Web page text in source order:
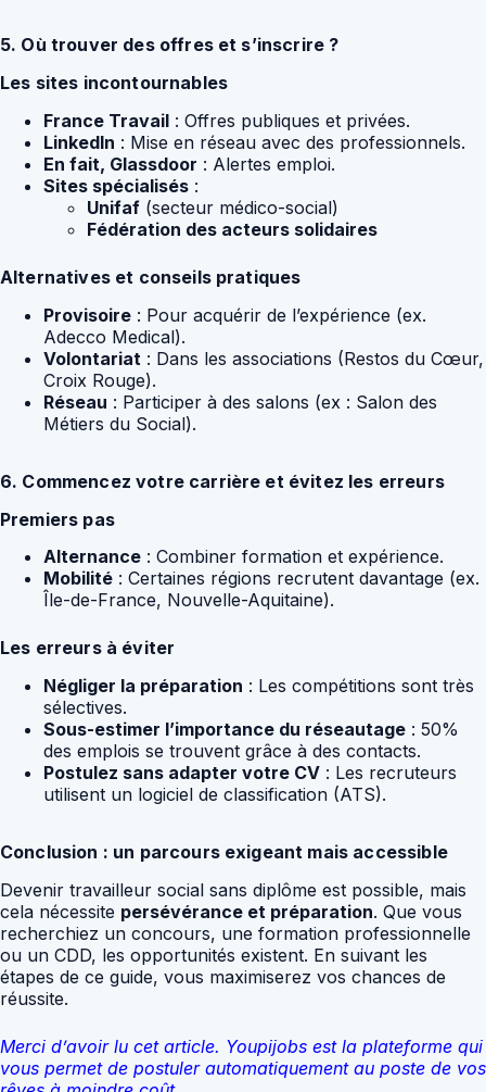
5. Où trouver des offres et s’inscrire ?
Les sites incontournables
France Travail : Offres publiques et privées.
LinkedIn : Mise en réseau avec des professionnels.
En fait, Glassdoor : Alertes emploi.
Sites spécialisés :
Unifaf (secteur médico-social)
Fédération des acteurs solidaires
Alternatives et conseils pratiques
Provisoire : Pour acquérir de l’expérience (ex.
Adecco Medical).
Volontariat : Dans les associations (Restos du Cœur,
Croix Rouge).
Réseau : Participer à des salons (ex : Salon des
Métiers du Social).
6. Commencez votre carrière et évitez les erreurs
Premiers pas
Alternance : Combiner formation et expérience.
Mobilité : Certaines régions recrutent davantage (ex.
Île-de-France, Nouvelle-Aquitaine).
Les erreurs à éviter
Négliger la préparation : Les compétitions sont très
sélectives.
Sous-estimer l’importance du réseautage : 50%
des emplois se trouvent grâce à des contacts.
Postulez sans adapter votre CV : Les recruteurs
utilisent un logiciel de classification (ATS).
Conclusion : un parcours exigeant mais accessible
Devenir travailleur social sans diplôme est possible, mais
cela nécessite persévérance et préparation. Que vous
recherchiez un concours, une formation professionnelle
ou un CDD, les opportunités existent. En suivant les
étapes de ce guide, vous maximiserez vos chances de
réussite.
Merci d’avoir lu cet article. Youpijobs est la plateforme qui
vous permet de postuler automatiquement au poste de vos